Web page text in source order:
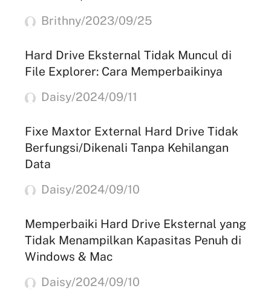
Brithny/2023/09/25
Hard Drive Eksternal Tidak Muncul di
File Explorer: Cara Memperbaikinya
Daisy/2024/09/11
Fixe Maxtor External Hard Drive Tidak
Berfungsi/Dikenali Tanpa Kehilangan
Data
Daisy/2024/09/10
Memperbaiki Hard Drive Eksternal yang
Tidak Menampilkan Kapasitas Penuh di
Windows & Mac
Daisy/2024/09/10